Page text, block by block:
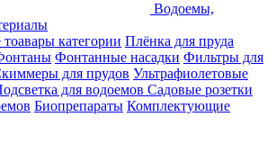
Водоемы,
тоавары категории Плёнка для пруда
Фонтанные насадки Фильтры для
для прудов Ультрафиолетовые
для водоемов Садовые розетки
Биопрепараты Комплектующие